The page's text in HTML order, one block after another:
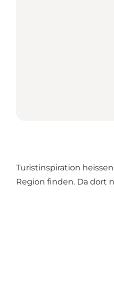
Turistinspiration
Region finden. Da dort